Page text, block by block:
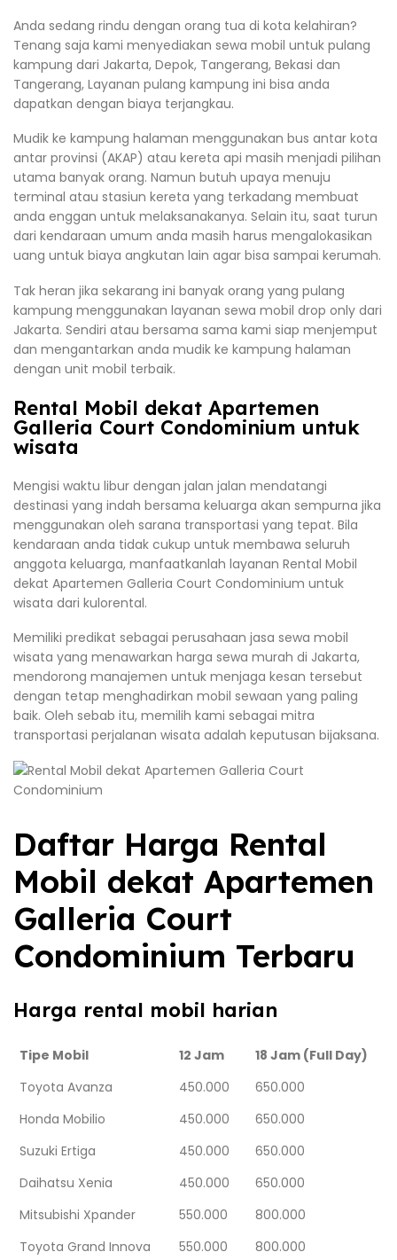
Anda sedang rindu dengan orang tua di kota kelahiran?
Tenang saja kami menyediakan sewa mobil untuk pulang
kampung dari Jakarta, Depok, Tangerang, Bekasi dan
Tangerang, Layanan pulang kampung ini bisa anda
dapatkan dengan biaya terjangkau.
Mudik ke kampung halaman menggunakan bus antar kota
antar provinsi (AKAP) atau kereta api masih menjadi pilihan
utama banyak orang. Namun butuh upaya menuju
terminal atau stasiun kereta yang terkadang membuat
anda enggan untuk melaksanakanya. Selain itu, saat turun
dari kendaraan umum anda masih harus mengalokasikan
uang untuk biaya angkutan lain agar bisa sampai kerumah.
Tak heran jika sekarang ini banyak orang yang pulang
kampung menggunakan layanan sewa mobil drop only dari
Jakarta. Sendiri atau bersama sama kami siap menjemput
dan mengantarkan anda mudik ke kampung halaman
dengan unit mobil terbaik.
Rental Mobil dekat Apartemen
Galleria Court Condominium untuk
wisata
Mengisi waktu libur dengan jalan jalan mendatangi
destinasi yang indah bersama keluarga akan sempurna jika
menggunakan oleh sarana transportasi yang tepat. Bila
kendaraan anda tidak cukup untuk membawa seluruh
anggota keluarga, manfaatkanlah layanan Rental Mobil
dekat Apartemen Galleria Court Condominium untuk
wisata dari kulorental.
Memiliki predikat sebagai perusahaan jasa sewa mobil
wisata yang menawarkan harga sewa murah di Jakarta,
mendorong manajemen untuk menjaga kesan tersebut
dengan tetap menghadirkan mobil sewaan yang paling
baik. Oleh sebab itu, memilih kami sebagai mitra
transportasi perjalanan wisata adalah keputusan bijaksana.
Daftar Harga Rental
Mobil dekat Apartemen
Galleria Court
Condominium Terbaru
Harga rental mobil harian
Tipe Mobil 12 Jam
18 Jam (Full Day)
Toyota Avanza
450.000
650.000
Honda Mobilio
450.000
650.000
Suzuki Ertiga
450.000
650.000
Daihatsu Xenia
450.000
650.000
Mitsubishi Xpander
550.000
800.000
Toyota Grand Innova
550.000 800.000